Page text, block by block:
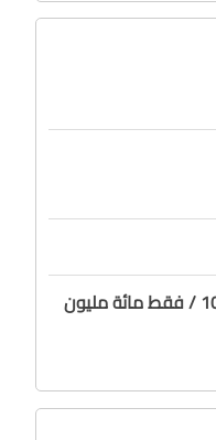
100000000.00 / فقط مائة مليون